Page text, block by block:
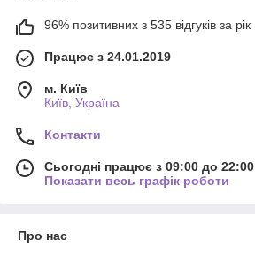
96% позитивних з 535 відгуків за рік
Працює з 24.01.2019
м. Київ
Київ, Україна
Контакти
Сьогодні працює з 09:00 до 22:00
Показати весь графік роботи
Про нас